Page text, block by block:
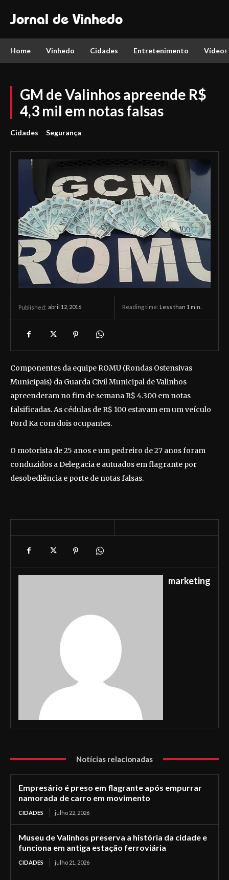
Jornal de Vinhedo
Home Vinhedo Cidades Entretenimento Vídeos
GM de Valinhos apreende R$
4,3 mil em notas falsas
Cidades Segurança
Published: abril 12, 2016 Reading time: Less than 1 min.
Componentes da equipe ROMU (Rondas Ostensivas
Municipais) da Guarda Civil Municipal de Valinhos
apreenderam no fim de semana R$ 4.300 em notas
falsificadas. As cédulas de R$ 100 estavam em um veículo
Ford Ka com dois ocupantes.
O motorista de 25 anos e um pedreiro de 27 anos foram
conduzidos a Delegacia e autuados em flagrante por
desobediência e porte de notas falsas.
marketing
Notícias relacionadas
Empresário é preso em flagrante após empurrar
namorada de carro em movimento
CIDADES julho 22, 2026
Museu de Valinhos preserva a história da cidade e
funciona em antiga estação ferroviária
CIDADES julho 21, 2026